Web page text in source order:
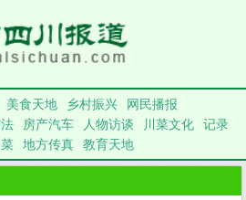
美食天地 乡村振兴
网民播报
房产汽车 人物访谈 川菜文化
记录
地方传真 教育天地